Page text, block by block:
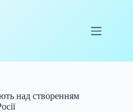
над створенням